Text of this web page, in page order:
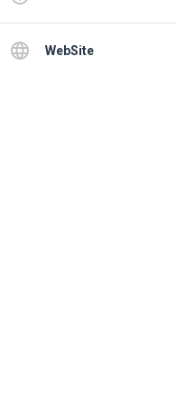
language WebSite